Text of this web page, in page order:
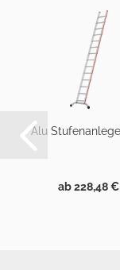
Alu
ab 228,48 €